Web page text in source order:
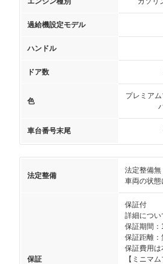
過給機設定モデル
ハンドル
ドア数
色
プレミアム
車台番号末尾
法定整備
法定整備無
車両の状態
保証
保証付
詳細につい
保証期間：
保証距離：
保証費用は
【ミニマ